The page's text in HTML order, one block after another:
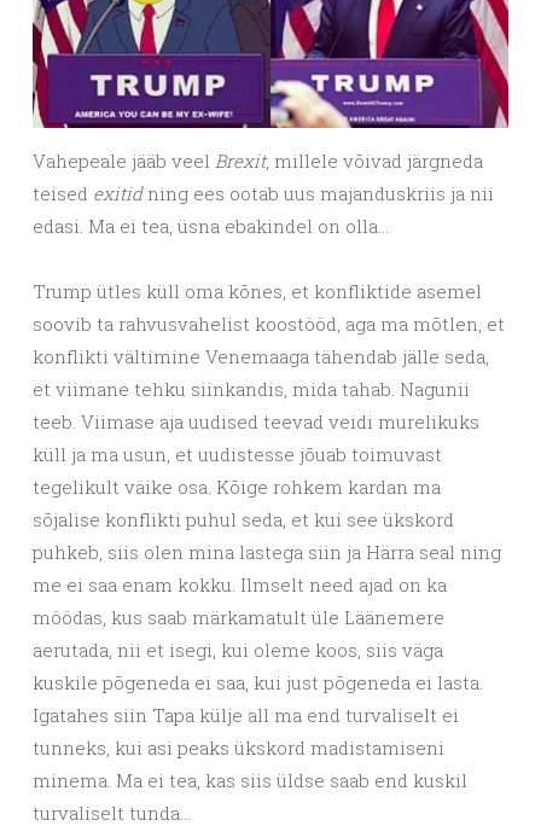
Vahepeale jääb veel Brexit, millele võivad järgneda
teised exitid ning ees ootab uus majanduskriis ja nii
edasi. Ma ei tea, üsna ebakindel on olla…
Trump ütles küll oma kõnes, et konfliktide asemel
soovib ta rahvusvahelist koostööd, aga ma mõtlen, et
konflikti vältimine Venemaaga tähendab jälle seda,
et viimane tehku siinkandis, mida tahab. Nagunii
teeb. Viimase aja uudised teevad veidi murelikuks
küll ja ma usun, et uudistesse jõuab toimuvast
tegelikult väike osa. Kõige rohkem kardan ma
sõjalise konflikti puhul seda, et kui see ükskord
puhkeb, siis olen mina lastega siin ja Härra seal ning
me ei saa enam kokku. Ilmselt need ajad on ka
möödas, kus saab märkamatult üle Läänemere
aerutada, nii et isegi, kui oleme koos, siis väga
kuskile põgeneda ei saa, kui just põgeneda ei lasta.
Igatahes siin Tapa külje all ma end turvaliselt ei
tunneks, kui asi peaks ükskord madistamiseni
minema. Ma ei tea, kas siis üldse saab end kuskil
turvaliselt tunda…